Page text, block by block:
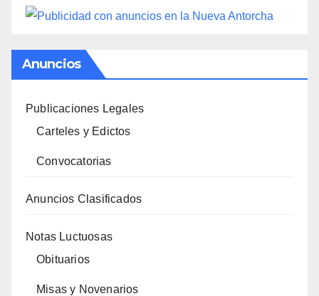
Anuncios
Publicaciones Legales
Carteles y Edictos
Convocatorias
Anuncios Clasificados
Notas Luctuosas
Obituarios
Misas y Novenarios